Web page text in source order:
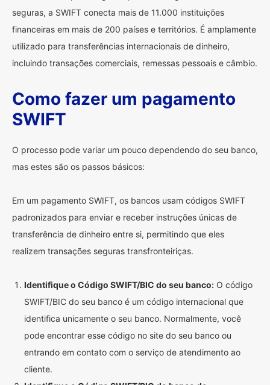
seguras, a SWIFT conecta mais de 11.000 instituições
financeiras em mais de 200 países e territórios. É amplamente
utilizado para transferências internacionais de dinheiro,
incluindo transações comerciais, remessas pessoais e câmbio.
Como fazer um pagamento
SWIFT
O processo pode variar um pouco dependendo do seu banco,
mas estes são os passos básicos:
Em um pagamento SWIFT, os bancos usam códigos SWIFT
padronizados para enviar e receber instruções únicas de
transferência de dinheiro entre si, permitindo que eles
realizem transações seguras transfronteiriças.
Identifique o Código SWIFT/BIC do seu banco: O código
SWIFT/BIC do seu banco é um código internacional que
identifica unicamente o seu banco. Normalmente, você
pode encontrar esse código no site do seu banco ou
entrando em contato com o serviço de atendimento ao
cliente.